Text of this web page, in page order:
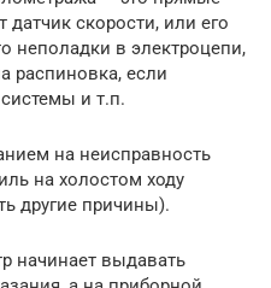
датчик скорости, или его
неполадки в электроцепи,
распиновка, если
и т.п.
на неисправность
на холостом ходу
другие причины).
начинает выдавать